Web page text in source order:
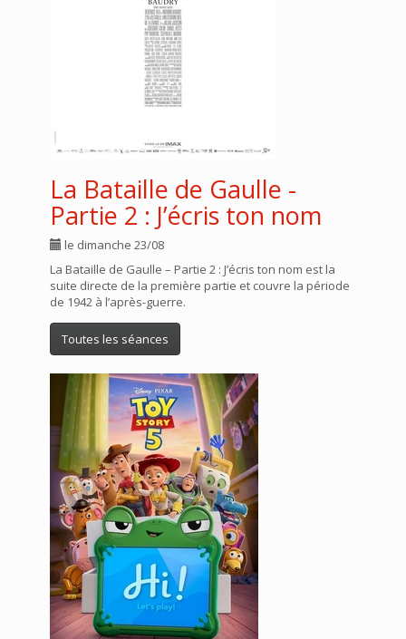
La Bataille de Gaulle -
Partie 2 : J’écris ton nom
le dimanche 23/08
La Bataille de Gaulle – Partie 2 : J’écris ton nom est la
suite directe de la première partie et couvre la période
de 1942 à l’après-guerre.
Toutes les séances